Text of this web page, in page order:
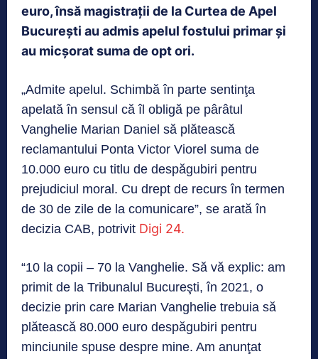
euro, însă magistraţii de la Curtea de Apel
Bucureşti au admis apelul fostului primar şi
au micşorat suma de opt ori.
„Admite apelul. Schimbă în parte sentinţa
apelată în sensul că îl obligă pe pârâtul
Vanghelie Marian Daniel să plătească
reclamantului Ponta Victor Viorel suma de
10.000 euro cu titlu de despăgubiri pentru
prejudiciul moral. Cu drept de recurs în termen
de 30 de zile de la comunicare”, se arată în
decizia CAB, potrivit Digi 24.
“10 la copii – 70 la Vanghelie. Să vă explic: am
primit de la Tribunalul Bucureşti, în 2021, o
decizie prin care Marian Vanghelie trebuia să
plătească 80.000 euro despăgubiri pentru
minciunile spuse despre mine. Am anunţat